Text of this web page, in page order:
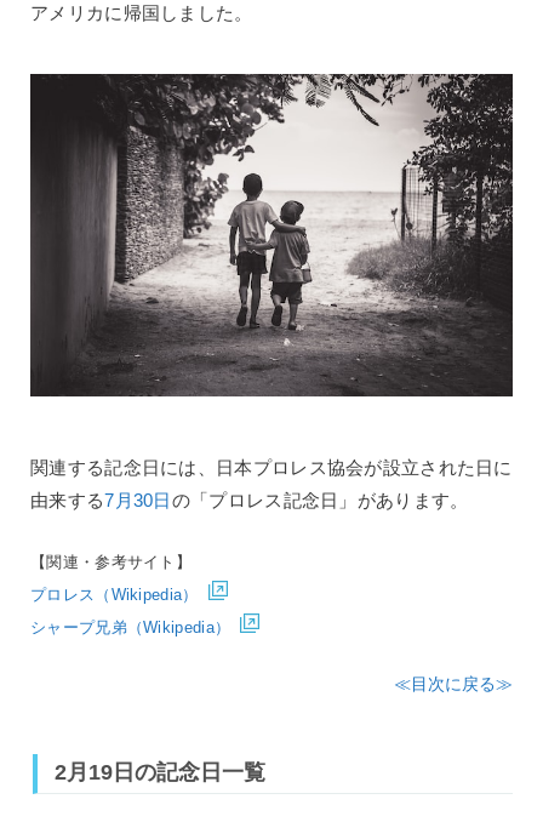
アメリカに帰国しました。
関連する記念日には、日本プロレス協会が設立された日に
由来する7月30日の「プロレス記念日」があります。
【関連・参考サイト】
プロレス（Wikipedia）
シャープ兄弟（Wikipedia）
≪目次に戻る≫
2月19日の記念日一覧